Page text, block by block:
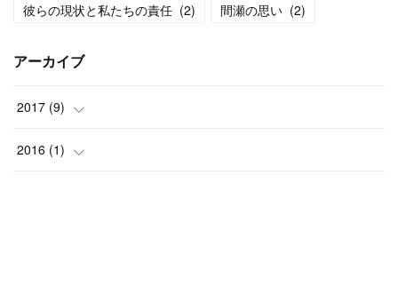
彼らの現状と私たちの責任 (2) 間瀬の思い (2)
アーカイブ
2017 (9)
(2
2016 (1)